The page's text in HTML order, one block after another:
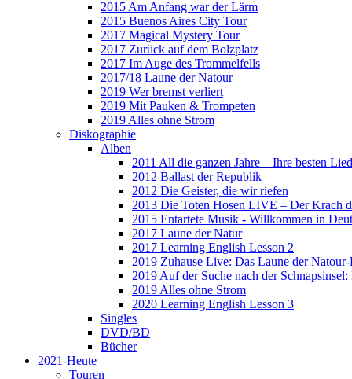
2015 Am Anfang war der Lärm
2015 Buenos Aires City Tour
2017 Magical Mystery Tour
2017 Zurück auf dem Bolzplatz
2017 Im Auge des Trommelfells
2017/18 Laune der Natour
2019 Wer bremst verliert
2019 Mit Pauken & Trompeten
2019 Alles ohne Strom
Diskographie
Alben
2011 All die ganzen Jahre – Ihre besten
2012 Ballast der Republik
2012 Die Geister, die wir riefen
2013 Die Toten Hosen LIVE – Der Krach
2015 Entartete Musik - Willkommen in
2017 Laune der Natur
2017 Learning English Lesson 2
2019 Zuhause Live: Das Laune der
2019 Auf der Suche nach der
2019 Alles ohne Strom
2020 Learning English Lesson 3
Singles
DVD/BD
Bücher
2021-Heute
Touren